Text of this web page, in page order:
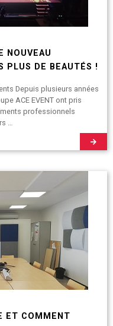
NOUVEAU
PLUS DE BEAUTÉS !
Depuis plusieurs années
ACE EVENT ont pris
professionnels
…
ET COMMENT